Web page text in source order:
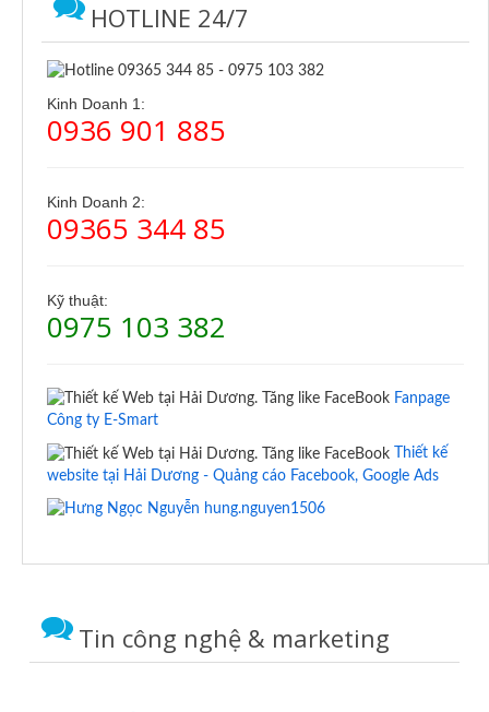
HOTLINE 24/7
Kinh Doanh 1:
0936 901 885
Kinh Doanh 2:
09365 344 85
Kỹ thuật:
0975 103 382
Fanpage
Công ty E-Smart
Thiết kế
website tại Hải Dương - Quảng cáo Facebook, Google Ads
hung.nguyen1506
Tin công nghệ & marketing